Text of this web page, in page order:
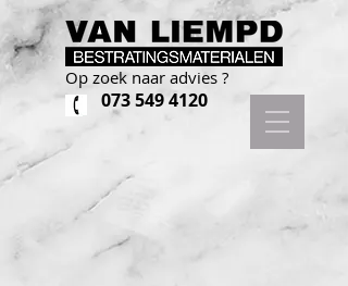
Op zoek naar advies ?
073 549 4120